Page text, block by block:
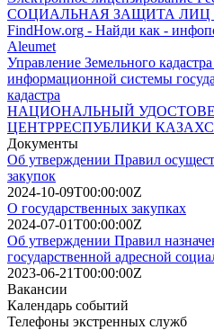
СОЦИАЛЬНАЯ ЗАЩИТА
FindHow.org - Найди как -
Aleumet
Управление Земельного
информационной системы
кадастра
НАЦИОНАЛЬНЫЙ
ЦЕНТРРЕСПУБЛИКИ
Документы
Об утверждении Правил
закупок
2024-10-09T00:00:00Z
О государственных закупках
2024-07-01T00:00:00Z
Об утверждении Правил
государственной адресной
2023-06-21T00:00:00Z
Вакансии
Календарь событий
Телефоны экстренных служб